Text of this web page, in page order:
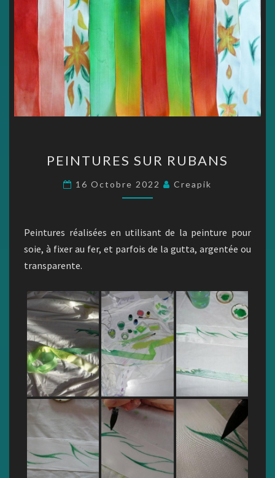
SUR
RUBANS
PEINTURES SUR RUBANS
16 Octobre 2022 Creapik
Peintures réalisées en utilisant de la peinture pour
soie, à fixer au fer, et parfois de la gutta, argentée ou
transparente.